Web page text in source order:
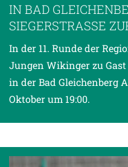
IN BAD
SIEGERSTRASSE
In der 11. Runde der
Jungen Wikinger zu
in der Bad Gleichenberg
Oktober um 19:00.